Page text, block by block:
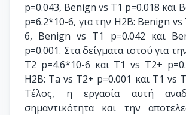
p=0.043, Benign vs T1 p=0.018 και
p=6.2*10-6, για την Η2Β: Benign
6, Benign vs T1 p=0.042 και
p=0.001. Στα δείγματα ιστού για
T2 p=4.6*10-6 και T1 vs T2+
H2B: Ta vs T2+ p=0.001 και T1 vs
Τέλος, η εργασία αυτή
σημαντικότητα και την